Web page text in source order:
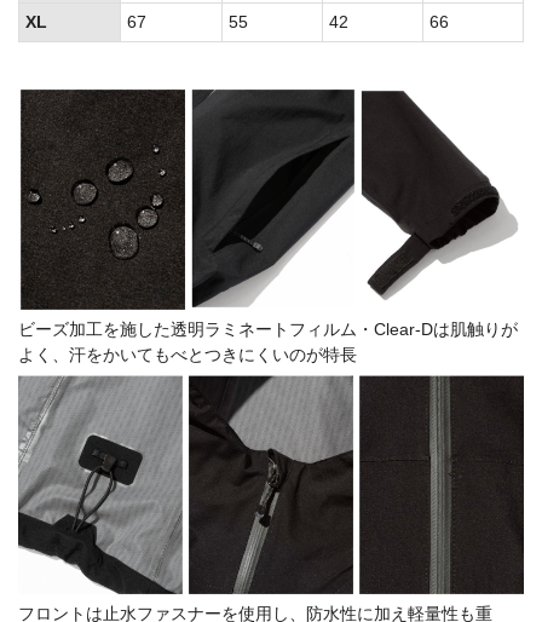
ビーズ加工を施した透明ラミネートフィルム・Clear-Dは肌触りが
よく、汗をかいてもべとつきにくいのが特長
フロントは止水ファスナーを使用し、防水性に加え軽量性も重
XL
67 55 42 66